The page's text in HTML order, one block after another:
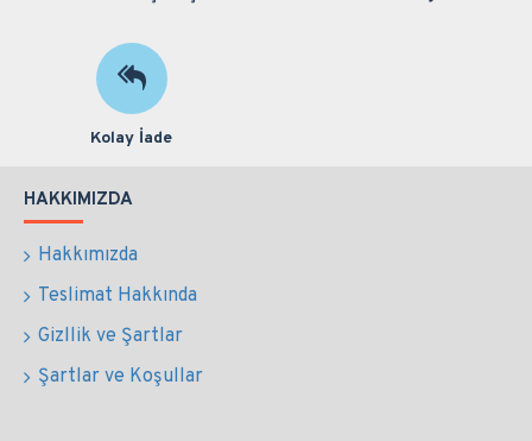
Kolay İade
HAKKIMIZDA
Hakkımızda
Teslimat Hakkında
Gizllik ve Şartlar
Şartlar ve Koşullar